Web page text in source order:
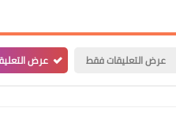
عرض التعليقات فقط عرض